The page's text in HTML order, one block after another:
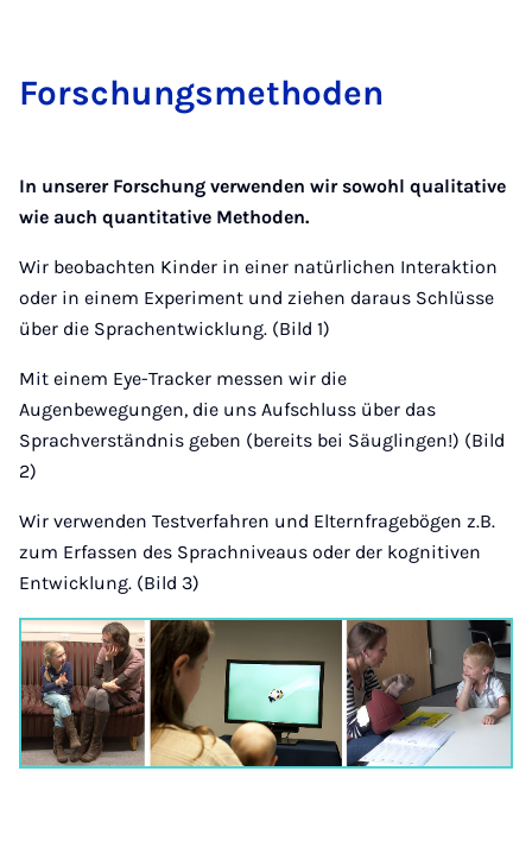
Forschungs­meth­oden
In unserer Forschung verwenden wir sowohl qualitative
wie auch quantitative Methoden.
Wir beobachten Kinder in einer natürlichen Interaktion
oder in einem Experiment und ziehen daraus Schlüsse
über die Sprachentwicklung. (Bild 1)
Mit einem Eye-Tracker messen wir die
Augenbewegungen, die uns Aufschluss über das
Sprachverständnis geben (bereits bei Säuglingen!) (Bild
2)
Wir verwenden Testverfahren und Elternfragebögen z.B.
zum Erfassen des Sprachniveaus oder der kognitiven
Entwicklung. (Bild 3)